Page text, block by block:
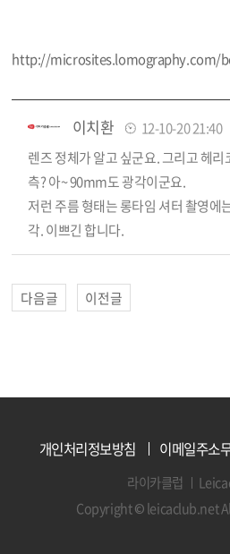
http://microsites.lomography.com/
이치환
12-10-20 21:40
렌즈 정체가 알고 싶군요. 그리고 헤
측? 아~ 90mm도 광각이군요.
저런 주름 형태는 롱타임 셔터 촬영에
각. 이쁘긴 합니다.
다음글 이전글
개인처리정보방침 이메일주소
라이카클럽
Copyright © leicaclub.net